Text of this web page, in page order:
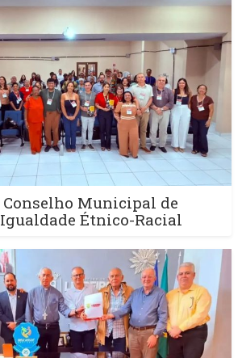
Municipal de
Étnico-Racial